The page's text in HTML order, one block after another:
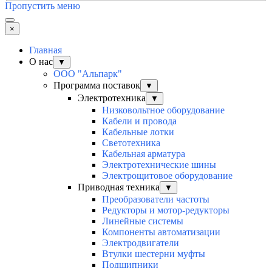
Пропустить меню
×
Главная
О нас
▼
ООО "Альпарк"
Программа поставок
▼
Электротехника ▼
Низковольтное оборудование
Кабели и провода
Кабельные лотки
Светотехника
Кабельная арматура
Электротехнические шины
Электрощитовое оборудование
Приводная техника
▼
Преобразователи частоты
Редукторы и мотор-редукторы
Линейные системы
Компоненты автоматизации
Электродвигатели
Втулки шестерни муфты
Подшипники